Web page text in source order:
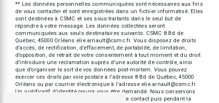
** Les données personnelles communiquées sont nécessaires aux fins
de vous contacter et sont enregistrées dans un fichier informatisé. Elles
sont destinées à CSMC et ses sous-traitants dans le seul but de
répondre à votre message. Les données collectées seront
communiquées aux seuls destinataires suivants: CSMC 8 Bd de
Québec, 45000 Orléans elie.arnault@csmc.fr. Vous disposez de droits
d’accès, de rectification, d’effacement, de portabilité, de limitation,
d’opposition, de retrait de votre consentement à tout moment et du droit
d’introduire une réclamation auprès d’une autorité de contrôle, ainsi
que d’organiser le sort de vos données post-mortem. Vous pouvez
exercer ces droits par voie postale à l'adresse 8 Bd de Québec, 45000
Orléans ou par courrier électronique à l'adresse elie.arnault@csmc.fr.
Un justificatif d'identité pourra vous être demandé. Nous conservons
vos données pendant la période de prise de contact puis pendant la